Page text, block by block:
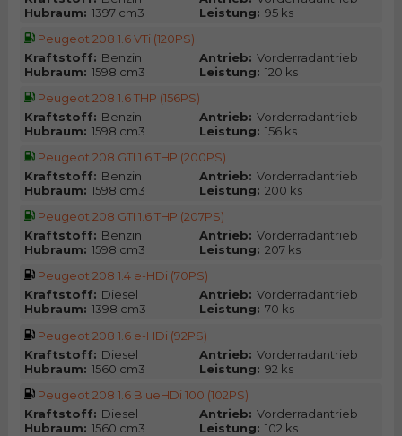
Hubraum: 1397 cm3 Leistung: 95 ks
Peugeot 208 1.6 VTi (120PS)
Kraftstoff: Benzin Antrieb: Vorderradantrieb
Hubraum: 1598 cm3 Leistung: 120 ks
Peugeot 208 1.6 THP (156PS)
Kraftstoff: Benzin Antrieb: Vorderradantrieb
Hubraum: 1598 cm3 Leistung: 156 ks
Peugeot 208 GTI 1.6 THP (200PS)
Kraftstoff: Benzin Antrieb: Vorderradantrieb
Hubraum: 1598 cm3 Leistung: 200 ks
Peugeot 208 GTI 1.6 THP (207PS)
Kraftstoff: Benzin Antrieb: Vorderradantrieb
Hubraum: 1598 cm3 Leistung: 207 ks
Peugeot 208 1.4 e-HDi (70PS)
Kraftstoff: Diesel Antrieb: Vorderradantrieb
Hubraum: 1398 cm3 Leistung: 70 ks
Peugeot 208 1.6 e-HDi (92PS)
Kraftstoff: Diesel Antrieb: Vorderradantrieb
Hubraum: 1560 cm3 Leistung: 92 ks
Peugeot 208 1.6 BlueHDi 100 (102PS)
Kraftstoff: Diesel Antrieb: Vorderradantrieb
Hubraum: 1560 cm3 Leistung: 102 ks